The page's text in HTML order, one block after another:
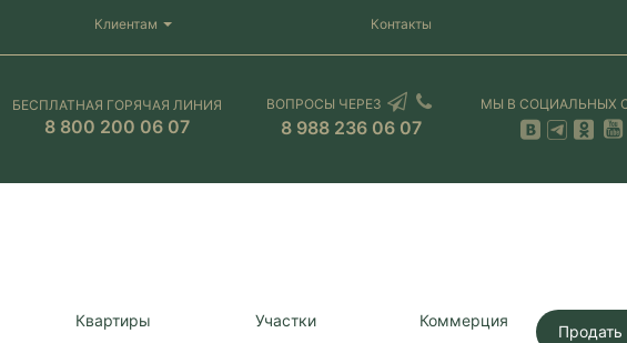
Клиентам Контакты
БЕСПЛАТНАЯ ГОРЯЧАЯ ЛИНИЯ
8 800 200 06 07
ВОПРОСЫ ЧЕРЕЗ
8 988 236 06 07
МЫ В СОЦИАЛЬНЫХ
Квартиры Участки Коммерция